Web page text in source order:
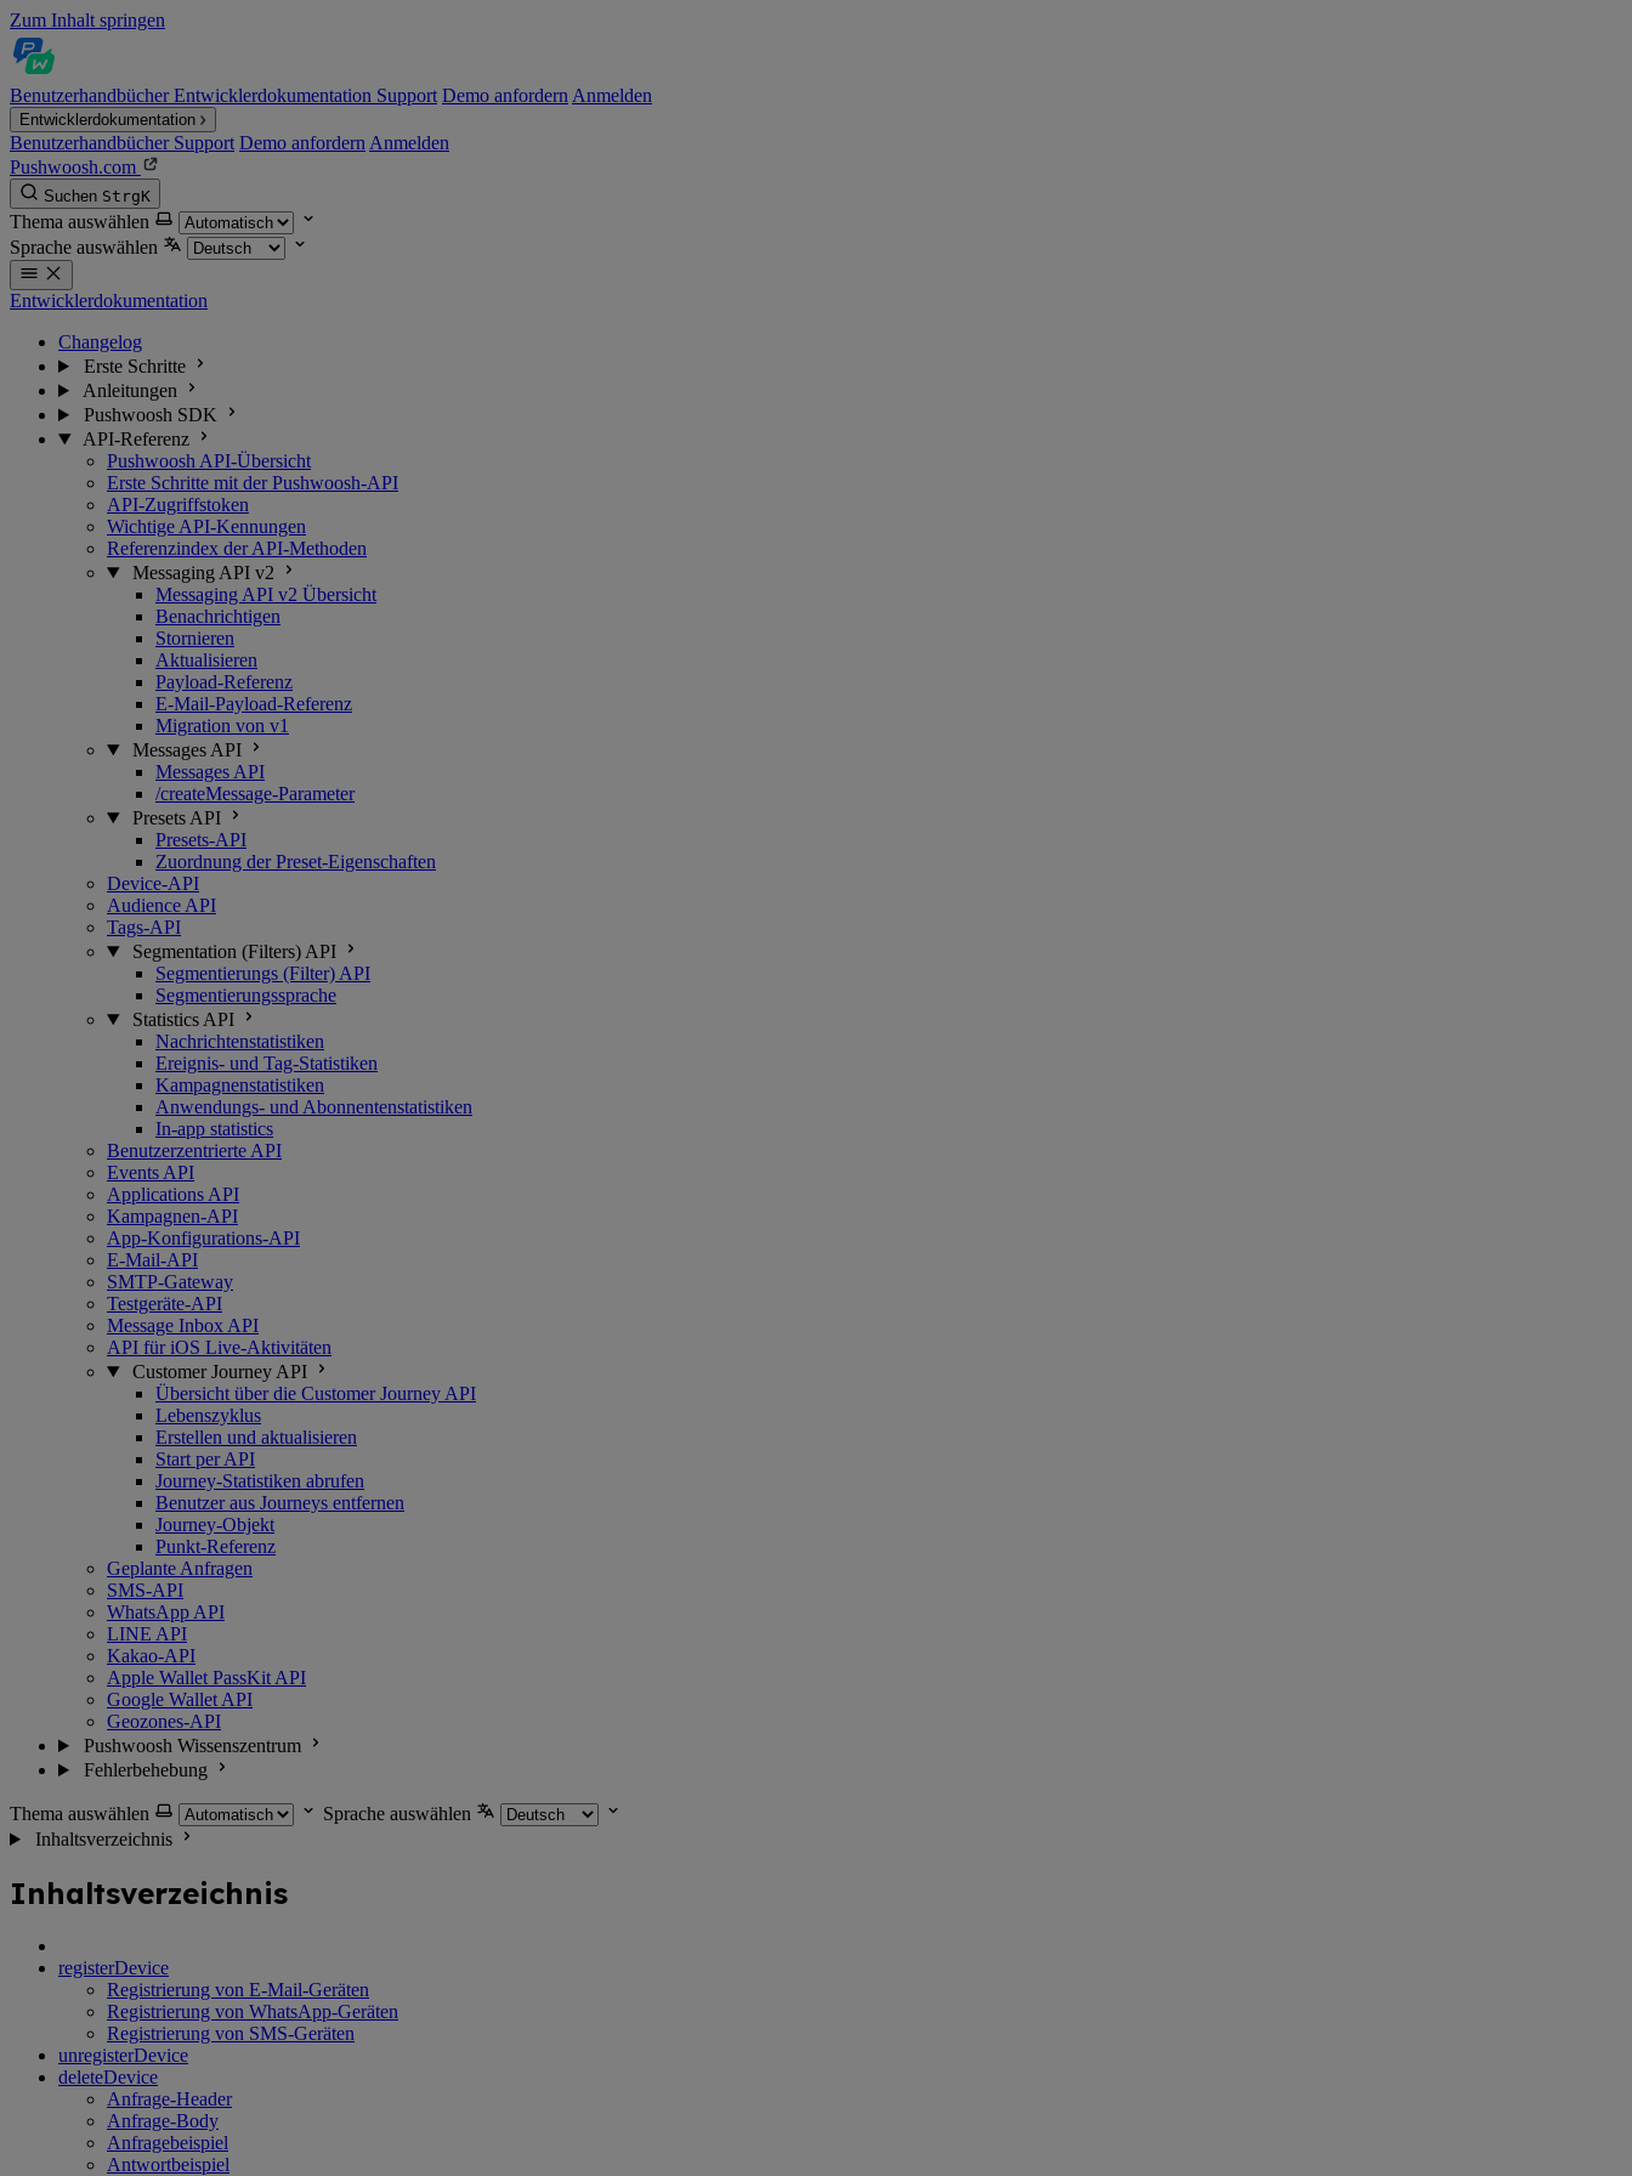
Zum Inhalt springen
BenutzerhandbücherEntwicklerdokumentation Support Demo anfordern Anmelden
Entwicklerdokumentation
Benutzerhandbücher Support Demo anfordern Anmelden
Pushwoosh.com
Suchen StrgK
Thema auswählen
Sprache auswählen
Entwicklerdokumentation
Changelog
Erste Schritte
Anleitungen
Pushwoosh SDK
API-Referenz
Pushwoosh API-Übersicht
Erste Schritte mit der Pushwoosh-API
API-Zugriffstoken
Wichtige API-Kennungen
Referenzindex der API-Methoden
Messaging API v2
Messaging API v2 Übersicht
Benachrichtigen
Stornieren
Aktualisieren
Payload-Referenz
E-Mail-Payload-Referenz
Migration von v1
Messages API
Messages API
/createMessage-Parameter
Presets API
Presets-API
Zuordnung der Preset-Eigenschaften
Device-API
Audience API
Tags-API
Segmentation (Filters) API
Segmentierungs (Filter) API
Segmentierungssprache
Statistics API
Nachrichtenstatistiken
Ereignis- und Tag-Statistiken
Kampagnenstatistiken
Anwendungs- und Abonnentenstatistiken
In-app statistics
Benutzerzentrierte API
Events API
Applications API
Kampagnen-API
App-Konfigurations-API
E-Mail-API
SMTP-Gateway
Testgeräte-API
Message Inbox API
API für iOS Live-Aktivitäten
Customer Journey API
Übersicht über die Customer Journey API
Lebenszyklus
Erstellen und aktualisieren
Start per API
Journey-Statistiken abrufen
Benutzer aus Journeys entfernen
Journey-Objekt
Punkt-Referenz
Geplante Anfragen
SMS-API
WhatsApp API
LINE API
Kakao-API
Apple Wallet PassKit API
Google Wallet API
Geozones-API
Pushwoosh Wissenszentrum
Fehlerbehebung
Thema auswählen
Sprache auswählen
Inhaltsverzeichnis
Inhaltsverzeichnis
registerDevice
Registrierung von E-Mail-Geräten
Registrierung von WhatsApp-Geräten
Registrierung von SMS-Geräten
unregisterDevice
deleteDevice
Anfrage-Header
Anfrage-Body
Anfragebeispiel
Antwortbeispiel